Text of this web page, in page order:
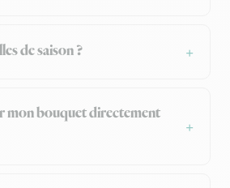
de saison ?
mon bouquet directement